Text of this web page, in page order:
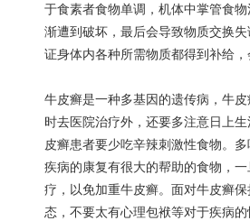
于食素者食物单调，机体中掌管食
渐遭到破坏，最后会导致物质交换
证身体内各种所需物质都得到补给，
牛皮癣是一种多基因的遗传病，牛
时去医院治疗外，还要多注意日上
皮癣患者要少吃辛辣刺激性食物。
疾病的康复有很大的帮助的食物，
疗，以免加重牛皮癣。面对牛皮癣
态，不要太有心理包袱等对于疾病